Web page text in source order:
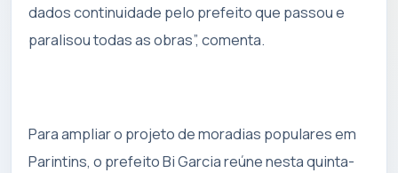
dados continuidade pelo prefeito que passou e
paralisou todas as obras”, comenta.
Para ampliar o projeto de moradias populares em
Parintins, o prefeito Bi Garcia reúne nesta quinta-